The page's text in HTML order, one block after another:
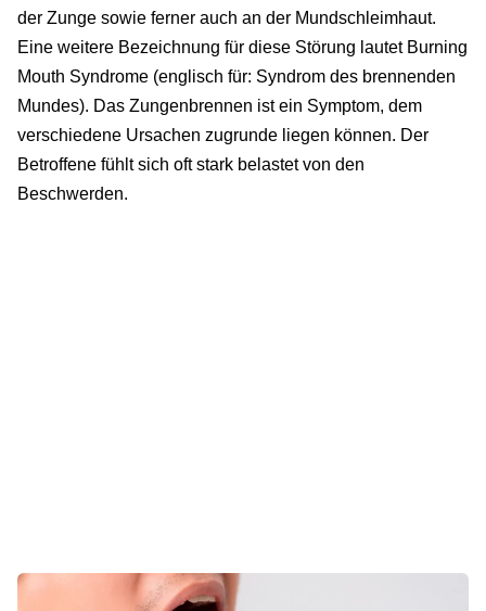
der Zunge sowie ferner auch an der Mundschleimhaut.
Eine weitere Bezeichnung für diese Störung lautet Burning
Mouth Syndrome (englisch für: Syndrom des brennenden
Mundes). Das Zungenbrennen ist ein Symptom, dem
verschiedene Ursachen zugrunde liegen können. Der
Betroffene fühlt sich oft stark belastet von den
Beschwerden.